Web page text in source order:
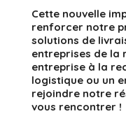
Cette nouvelle
renforcer notre
solutions de
entreprises de la
entreprise à la
logistique ou un
rejoindre notre
vous rencontrer !